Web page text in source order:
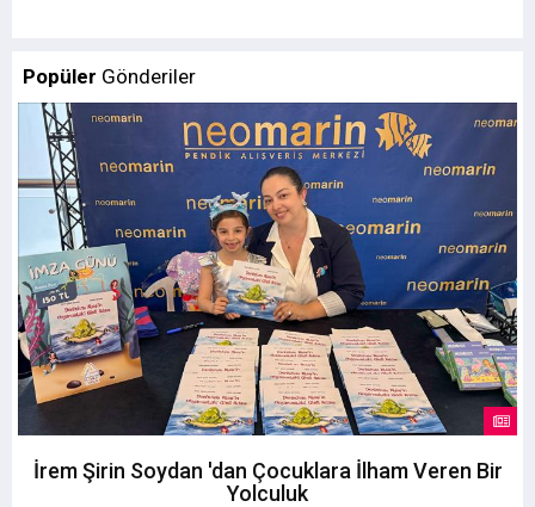
Popüler Gönderiler
İrem Şirin Soydan 'dan Çocuklara İlham Veren Bir
Yolculuk